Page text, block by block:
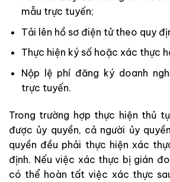
mẫu trực tuyến;
Tải lên hồ sơ điện tử theo quy
Thực hiện ký số hoặc xác thực
Nộp lệ phí đăng ký doanh
trực tuyến.
Trong trường hợp thực hiện thủ
được ủy quyền, cả người ủy
quyền đều phải thực hiện xác
định. Nếu việc xác thực bị gián
có thể hoàn tất việc xác thực